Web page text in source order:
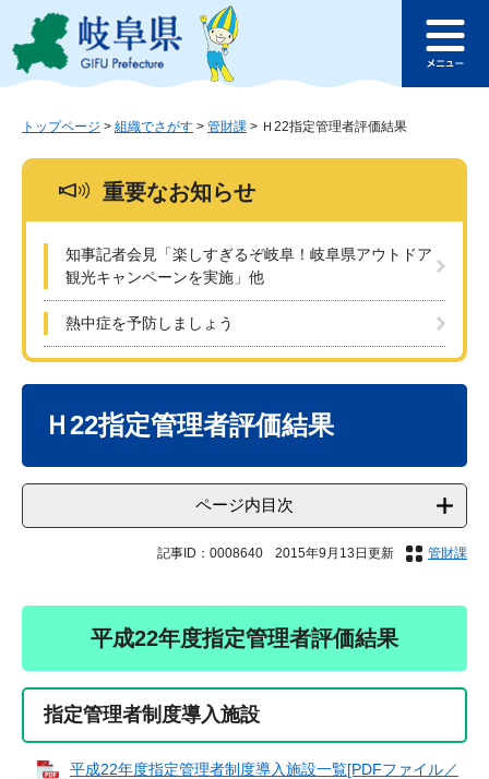
ジ
ュ
このページの本文へ
ュ
トップページ > 組織でさがす > 管財課 > Ｈ22指定管理者評価結果
重要なお知らせ
知事記者会見「楽しすぎるぞ岐阜！岐阜県アウトドア
観光キャンペーンを実施」他
熱中症を予防しましょう
Ｈ22指定管理者評価結果
ページ内目次
記事ID：0008640 2015年9月13日更新 管財課
平成22年度指定管理者評価結果
指定管理者制度導入施設
平成22年度指定管理者制度導入施設一覧[PDFファイル／